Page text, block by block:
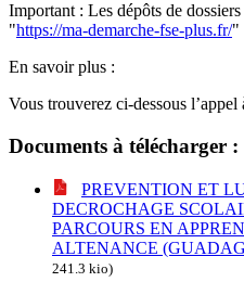
Important : Les dépôts de
"https://ma-demarche-fse-plus.fr/"
En savoir plus :
Vous trouverez ci-dessous l’appel
Documents à télécharger :
PREVENTION ET
DECROCHAGE
PARCOURS EN
ALTENANCE
241.3 kio)